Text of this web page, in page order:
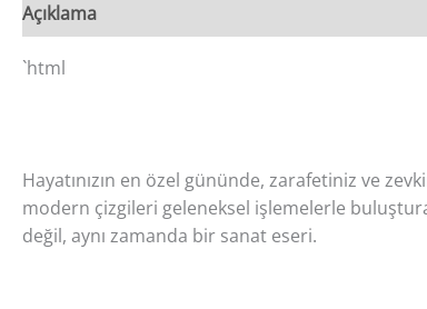
Açıklama
`html
Hayatınızın en özel gününde, zarafetiniz ve
modern çizgileri geleneksel işlemelerle
değil, aynı zamanda bir sanat eseri.